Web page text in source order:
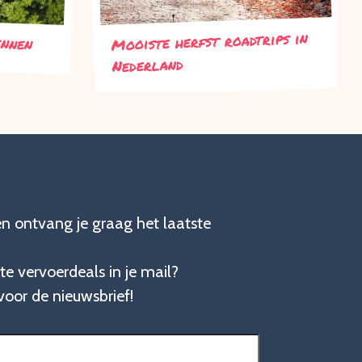
Mooiste herfst roadtrips in
Nederland
ontvang je graag het laatste
vervoerdeals in je mail?
de nieuwsbrief!